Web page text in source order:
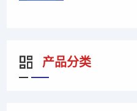
产品分类